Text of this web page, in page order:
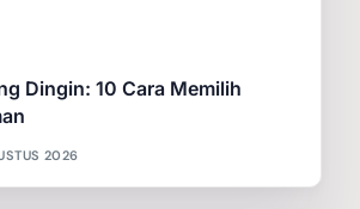
Dingin: 10 Cara Memilih
2026